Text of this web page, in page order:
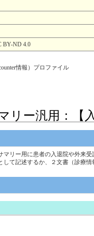
BY-ND 4.0
情報）プロファイル
ー汎用：【
リー用に患者の入退院や外来
て記述するか、２文書（診療